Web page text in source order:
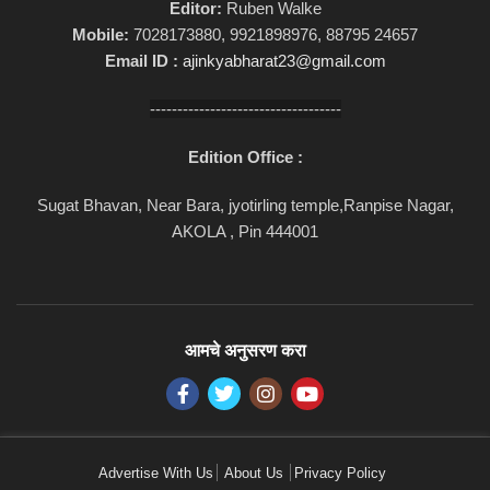
Editor: Ruben Walke
Mobile: 7028173880, 9921898976, 88795 24657
Email ID : ajinkyabharat23@gmail.com
-----------------------------------
Edition Office :
Sugat Bhavan, Near Bara, jyotirling temple,Ranpise Nagar,
AKOLA , Pin 444001
आमचे अनुसरण करा
Advertise With Us About Us Privacy Policy